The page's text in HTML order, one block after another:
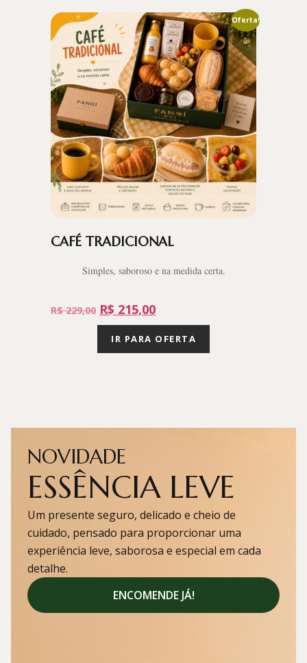
Oferta!
CAFÉ TRADICIONAL
Simples, saboroso e na medida certa.
R$229,00 R$ 215,00
IR PARA OFERTA
NOVIDADE
ESSÊNCIA LEVE
Um presente seguro, delicado e cheio de
cuidado, pensado para proporcionar uma
experiência leve, saborosa e especial em cada
detalhe.
ENCOMENDE JÁ!